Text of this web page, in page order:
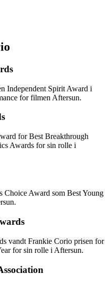
Independent Spirit Award i
for filmen Aftersun.
for Best Breakthrough
Awards for sin rolle i
Award som Best Young
vandt Frankie Corio prisen for
for sin rolle i Aftersun.